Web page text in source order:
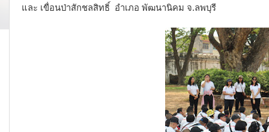
และ เขื่อนป่าสักชลสิทธิ์ อำเภอ พัฒนานิคม จ.ลพบุรี